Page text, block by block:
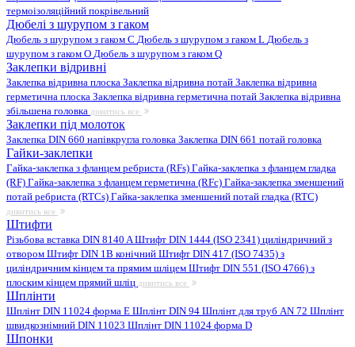
термоізоляційний покрівельний
Дюбелі з шурупом з гаком
Дюбель з шурупом з гаком C Дюбель з шурупом з гаком L Дюбель з
шурупом з гаком O Дюбель з шурупом з гаком Q
Заклепки відривні
Заклепка відривна плоска Заклепка відривна потай Заклепка відривна
герметична плоска Заклепка відривна герметична потай Заклепка відривна
збільшена головка дивитись все
Заклепки під молоток
Заклепка DIN 660 напівкругла головка Заклепка DIN 661 потай головка
Гайки-заклепки
Гайка-заклепка з фланцем ребриста (RFs) Гайка-заклепка з фланцем гладка
(RF) Гайка-заклепка з фланцем герметична (RFc) Гайка-заклепка зменшений
потай ребриста (RTCs) Гайка-заклепка зменшений потай гладка (RTC)
дивитись все
Штифти
Різьбова вставка DIN 8140 AШтифт DIN 1444 (ISO 2341) циліндричний з
отвором Штифт DIN 1B конічний Штифт DIN 417 (ISO 7435) з
циліндричним кінцем та прямим шліцем Штифт DIN 551 (ISO 4766) з
плоским кінцем прямий шліц дивитись все
Шплінти
Шплінт DIN 11024 форма E Шплінт DIN 94 Шплінт для труб AN 72 Шплінт
швидкознімний DIN 11023 Шплінт DIN 11024 форма D
Шпонки